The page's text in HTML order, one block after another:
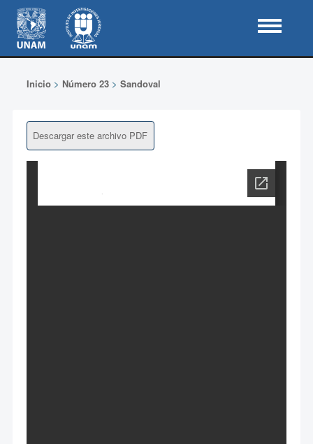
Inicio> Número 23> Sandoval
Descargar este archivo PDF